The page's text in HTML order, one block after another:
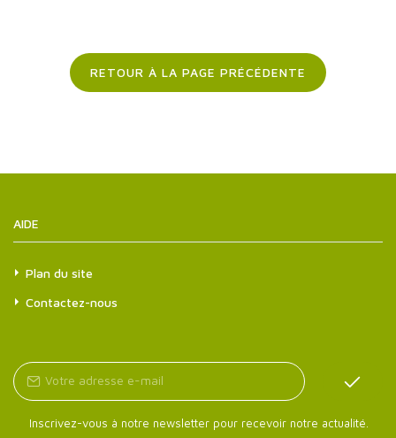
RETOUR À LA PAGE PRÉCÉDENTE
AIDE
Plan du site
Contactez-nous
Inscrivez-vous à notre newsletter pour recevoir notre actualité.